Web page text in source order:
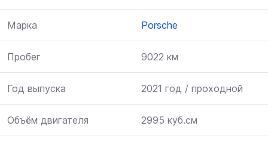
Марка Porsche
Пробег 9022 км
Год выпуска 2021 год / проходной
Объём двигателя 2995 куб.см